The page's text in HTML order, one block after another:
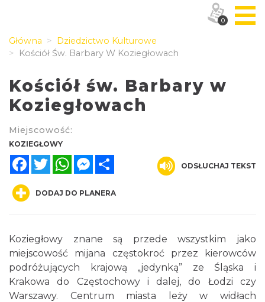
Główna
Dziedzictwo Kulturowe
Kościół Św. Barbary W Koziegłowach
Kościół św. Barbary w
Koziegłowach
Miejscowość:
KOZIEGŁOWY
FacebookTwitterWhatsAppMessenger
ODSŁUCHAJ TEKST
DODAJ DO PLANERA
Koziegłowy znane są przede wszystkim jako
miejscowość mijana częstokroć przez kierowców
podróżujących krajową „jedynką” ze Śląska i
Krakowa do Częstochowy i dalej, do Łodzi czy
Warszawy. Centrum miasta leży w widłach
0